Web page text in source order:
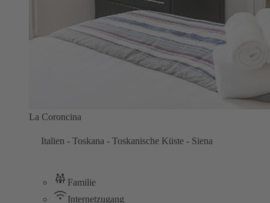
La Coroncina
Italien - Toskana - Toskanische Küste - Siena
Familie
Internetzugang